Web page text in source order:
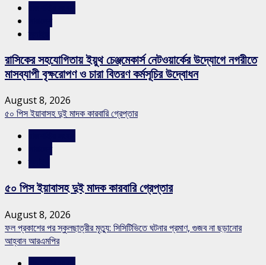
রাসিকের সহযোগিতায় ইয়ুথ চেঞ্জমেকার্স নেটওয়ার্কের উদ্যোগে নগরীতে
মাসব্যাপী বৃক্ষরোপণ ও চারা বিতরণ কর্মসূচির উদ্বোধন
August 8, 2026
৫০ পিস ইয়াবাসহ দুই মাদক কারবারি গ্রেপ্তার
৫০ পিস ইয়াবাসহ দুই মাদক কারবারি গ্রেপ্তার
August 8, 2026
ফল প্রকাশের পর স্কুলছাত্রীর মৃত্যু: সিসিটিভিতে ঘটনার প্রমাণ, গুজব না ছড়ানোর
আহ্বান আরএমপির